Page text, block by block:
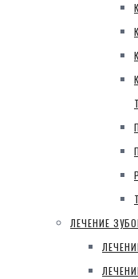
ЛЕЧЕНИЕ